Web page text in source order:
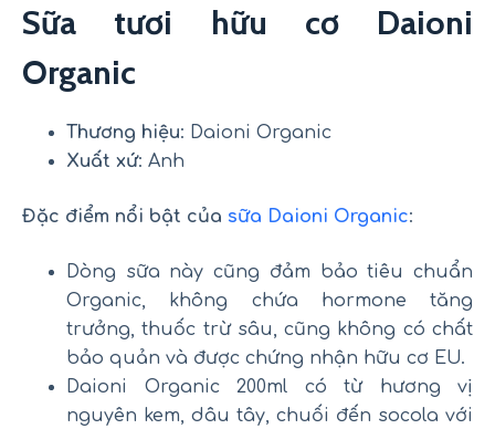
Sữa tươi hữu cơ Daioni
Organic
Thương hiệu: Daioni Organic
Xuất xứ: Anh
Đặc điểm nổi bật của sữa Daioni Organic:
Dòng sữa này cũng đảm bảo tiêu chuẩn
Organic, không chứa hormone tăng
trưởng, thuốc trừ sâu, cũng không có chất
bảo quản và được chứng nhận hữu cơ EU.
Daioni Organic 200ml có từ hương vị
nguyên kem, dâu tây, chuối đến socola với